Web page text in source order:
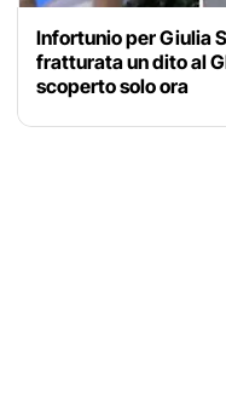
Infortunio per Giulia
fratturata un dito al
scoperto solo ora